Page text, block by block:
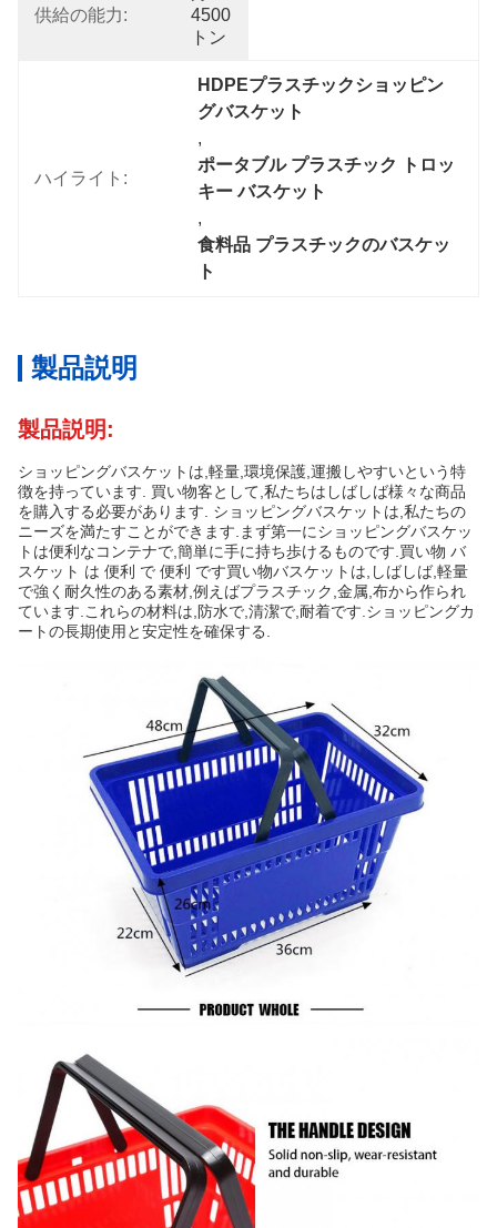
供給の能力:
4500
トン
ハイライト:
HDPEプラスチックショッピン
グバスケット
,
ポータブル プラスチック トロッ
キー バスケット
,
食料品 プラスチックのバスケッ
ト
製品説明
製品説明:
ショッピングバスケットは,軽量,環境保護,運搬しやすいという特
徴を持っています. 買い物客として,私たちはしばしば様々な商品
を購入する必要があります. ショッピングバスケットは,私たちの
ニーズを満たすことができます.まず第一にショッピングバスケッ
トは便利なコンテナで,簡単に手に持ち歩けるものです.買い物 バ
スケット は 便利 で 便利 です買い物バスケットは,しばしば,軽量
で強く耐久性のある素材,例えばプラスチック,金属,布から作られ
ています.これらの材料は,防水で,清潔で,耐着です.ショッピングカ
ートの長期使用と安定性を確保する.